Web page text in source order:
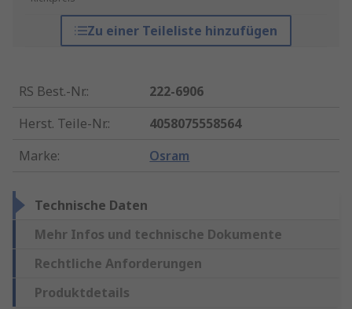
Zu einer Teileliste hinzufügen
RS Best.-Nr.:
222-6906
Herst. Teile-Nr.:
4058075558564
Marke: Osram
Technische Daten
Mehr Infos und technische Dokumente
Rechtliche Anforderungen
Produktdetails